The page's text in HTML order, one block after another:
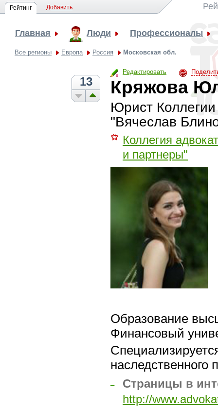
Рейтинг Добавить
Главная Люди Профессионалы
Все регионы Европа Россия Московская обл.
Редактировать
13 Кряжова
Юрист
"Вячеслав
⚝
Коллегия
и партнеры"
Образование
Финансовый
наследственного
–
Страницы в
http://